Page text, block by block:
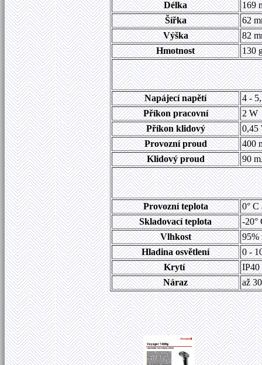
Délka
169
Šířka
62
Výška
82
Hmotnost
130
Napájecí napětí
4 -
Příkon pracovní
2 W
Příkon klidový
0,45
Provozní proud
400
Klidový proud
90
Provozní teplota
0° C
Skladovací teplota
-20°
Vlhkost
95%
Hladina osvětlení
0 -
Krytí
IP40
Náraz
až